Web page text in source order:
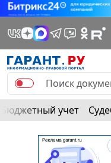
Бюджетный учет